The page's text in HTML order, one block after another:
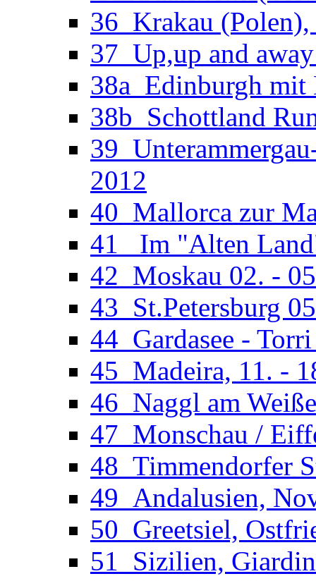
36_Krakau
37_Up,up and
38a_Edinburgh
38b_Schottland
2012
40_Mallorca zur
41_ Im "Alten
42_Moskau 02. -
43_St.Petersburg
44_Gardasee -
45_Madeira, 11. -
46_Naggl am
47_Monschau /
48_Timmendorfer
49_Andalusien,
50_Greetsiel,
51_Sizilien,